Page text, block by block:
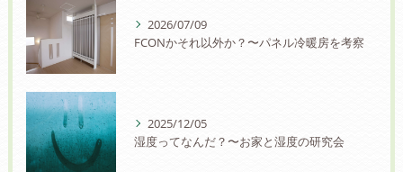
2026/07/09
FCONかそれ以外か？〜パネル冷暖房を考察
2025/12/05
湿度ってなんだ？〜お家と湿度の研究会